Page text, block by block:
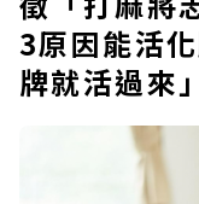
3原因能活
牌就活過來」